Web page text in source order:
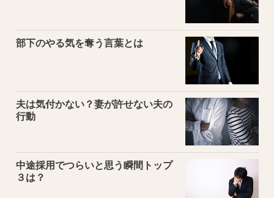
部下のやる気を奪う言葉とは
夫は気付かない？妻が許せない夫の
行動
中途採用でつらいと思う瞬間トップ
３は？